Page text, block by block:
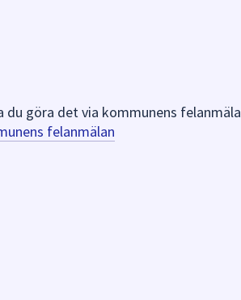
göra det via kommunens
felanmälan